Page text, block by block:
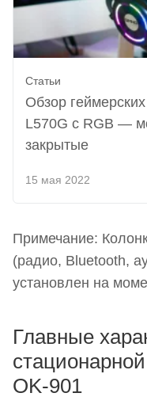
Статьи
Обзор
L570G с RGB —
закрытые
15 мая 2022
Примечание:
(радио, Bluetooth,
установлен на
Главные
OK-901